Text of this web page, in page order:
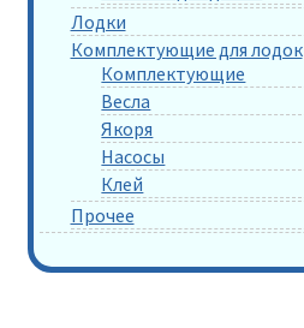
Лодки
Комплектующие для лодок
Комплектующие
Весла
Якоря
Насосы
Клей
Прочее